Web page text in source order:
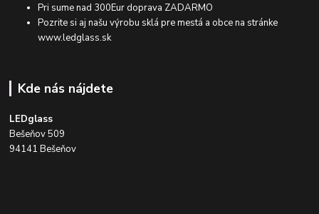
Pri sume nad 300Eur doprava ZADARMO
Pozrite si aj našu výrobu sklá pre mestá a obce na stránke
www.ledglass.sk
Kde nás nájdete
LEDglass
Bešeňov 509
94141 Bešeňov